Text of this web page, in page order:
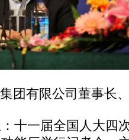
团有限公司董事长
十一届全国人大四